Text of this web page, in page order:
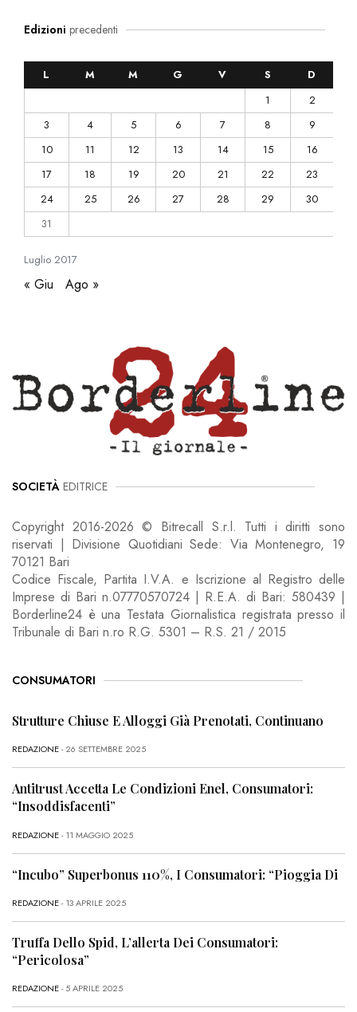
Edizioni precedenti
Luglio 2017
L M M G V S
D
1
2
3
4 5 6 7 8
9
10
11 12 13 14 15
16
17
18 19 20 21 22
23
24
25 26 27 28 29
30
31
« Giu Ago »
SOCIETÀ EDITRICE
Copyright 2016-2026 © Bitrecall S.r.l. Tutti i diritti sono
riservati | Divisione Quotidiani Sede: Via Montenegro, 19
70121 Bari
Codice Fiscale, Partita I.V.A. e Iscrizione al Registro delle
Imprese di Bari n.07770570724 | R.E.A. di Bari: 580439 |
Borderline24 è una Testata Giornalistica registrata presso il
Tribunale di Bari n.ro R.G. 5301 – R.S. 21 / 2015
CONSUMATORI
Strutture Chiuse E Alloggi Già Prenotati, Continuano
REDAZIONE- 26 SETTEMBRE 2025
Antitrust Accetta Le Condizioni Enel, Consumatori:
“Insoddisfacenti”
REDAZIONE- 11 MAGGIO 2025
“Incubo” Superbonus 110%, I Consumatori: “Pioggia Di
REDAZIONE- 13 APRILE 2025
Truffa Dello Spid, L’allerta Dei Consumatori:
“Pericolosa”
REDAZIONE- 5 APRILE 2025